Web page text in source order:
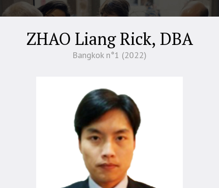
ZHAO Liang Rick, DBA
Bangkok n°1 (2022)